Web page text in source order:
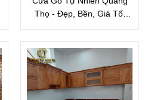
Thọ - Đẹp, Bền, Giá Tốt